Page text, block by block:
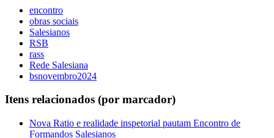
encontro
obras sociais
Salesianos
RSB
rass
Rede Salesiana
bsnovembro2024
Itens relacionados (por marcador)
Nova Ratio e realidade inspetorial pautam Encontro de
Formandos Salesianos